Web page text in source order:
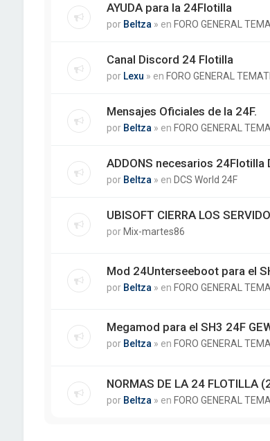
AYUDA para la 24Flotilla
por Beltza » en FORO GENERAL
Canal Discord 24 Flotilla
por Lexu » en FORO GENERAL
Mensajes Oficiales de la 24F.
por Beltza » en FORO GENERAL
ADDONS necesarios 24Flotilla
por Beltza » en DCS World 24F
UBISOFT CIERRA LOS
por Mix-martes86
Mod 24Unterseeboot para el
por Beltza » en FORO GENERAL
Megamod para el SH3 24F
por Beltza » en FORO GENERAL
NORMAS DE LA 24 FLOTILLA
por Beltza » en FORO GENERAL